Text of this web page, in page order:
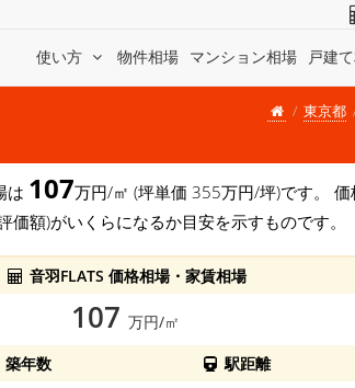
使い方 物件相場 マンション相場 戸建
東京都
は 107万円/㎡ (坪単価 355万円/坪)です。
額)がいくらになるか目安を示すものです。
音羽FLATS 価格相場・家賃相場
107万円/㎡
築年数 駅距離